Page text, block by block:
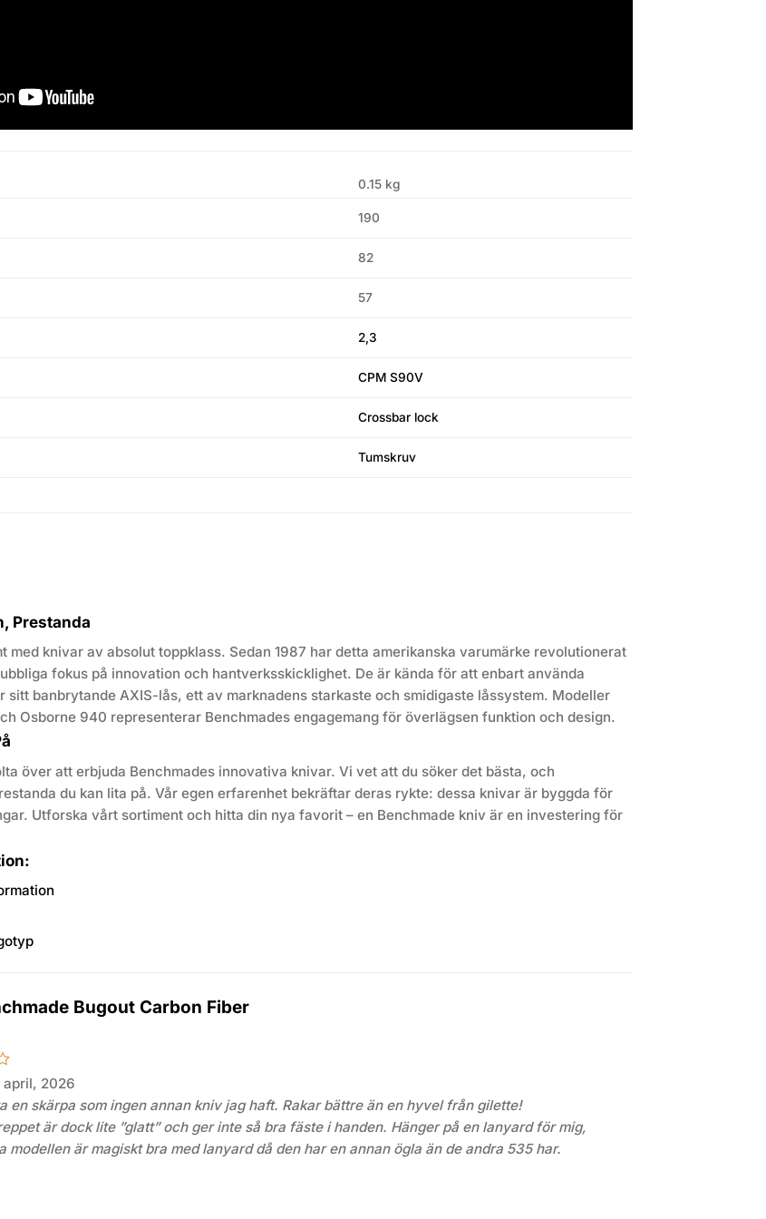
0.15 kg
190
82
57
2,3
CPM S90V
Crossbar lock
Tumskruv
Prestanda
med knivar av absolut toppklass. Sedan 1987 har detta amerikanska varumärke revolutionerat
fokus på innovation och hantverksskicklighet. De är kända för att enbart använda
sitt banbrytande AXIS-lås, ett av marknadens starkaste och smidigaste låssystem. Modeller
Osborne 940 representerar Benchmades engagemang för överlägsen funktion och design.
över att erbjuda Benchmades innovativa knivar. Vi vet att du söker det bästa, och
du kan lita på. Vår egen erfarenhet bekräftar deras rykte: dessa knivar är byggda för
Utforska vårt sortiment och hitta din nya favorit – en Benchmade kniv är en investering för
Bugout Carbon Fiber
april, 2026
en skärpa som ingen annan kniv jag haft. Rakar bättre än en hyvel från gilette!
är dock lite ”glatt” och ger inte så bra fäste i handen. Hänger på en lanyard för mig,
modellen är magiskt bra med lanyard då den har en annan ögla än de andra 535 har.